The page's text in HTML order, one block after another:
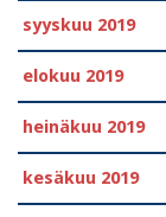
syyskuu 2019
elokuu 2019
heinäkuu 2019
kesäkuu 2019